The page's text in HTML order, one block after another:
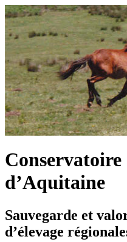
Conservatoire
d’Aquitaine
Sauvegarde et
d’élevage